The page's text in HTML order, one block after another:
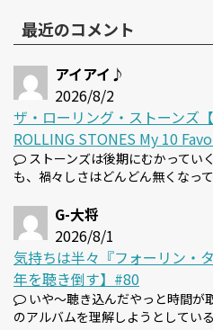
最近のコメント
アイアイ♪
2026/8/2
ザ・ローリング・ストーンズ
ROLLING STONES My 10
ストーンズは後期にむかってい
も、禍々しさはどんどん無くなっ
G-大将
2026/8/1
気持ちは半々『フォーリン・
年を聴き倒す】#80
いや～聴き込んだやっと時間が
のアルバムを理解しようとしてい